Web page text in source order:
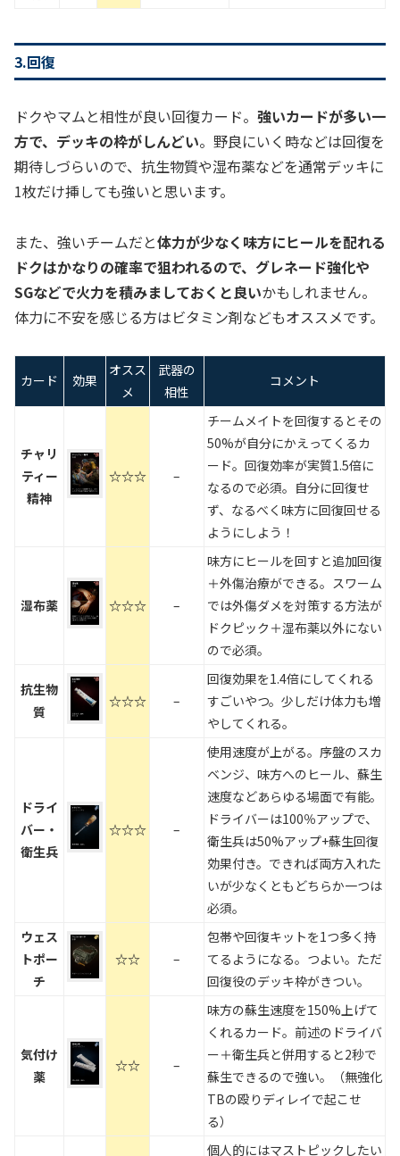
3.回復
ドクやマムと相性が良い回復カード。 強いカードが多い一
方で、デッキの枠がしんどい。野良にいく時などは回復を
期待しづらいので、抗生物質や湿布薬などを通常デッキに
1枚だけ挿しても強いと思います。
また、強いチームだと体力が少なく味方にヒールを配れる
ドクはかなりの確率で狙われるので、グレネード強化や
SGなどで火力を積みましておくと良いかもしれません。
体力に不安を感じる方はビタミン剤などもオススメです。
カード 効果
オスス
メ
武器の
相性
コメント
チャリ
ティー
精神
☆☆☆ –
チームメイトを回復するとその
50%が自分にかえってくるカ
ード。回復効率が実質1.5倍に
なるので必須。自分に回復せ
ず、なるべく味方に回復回せる
ようにしよう！
湿布薬 ☆☆☆ –
味方にヒールを回すと追加回復
＋外傷治療ができる。スワーム
では外傷ダメを対策する方法が
ドクピック＋湿布薬以外にない
ので必須。
抗生物
質
☆☆☆ –
回復効果を1.4倍にしてくれる
すごいやつ。少しだけ体力も増
やしてくれる。
ドライ
バー・
衛生兵
☆☆☆ –
使用速度が上がる。序盤のスカ
ベンジ、味方へのヒール、蘇生
速度などあらゆる場面で有能。
ドライバーは100％アップで、
衛生兵は50%アップ+蘇生回復
効果付き。できれば両方入れた
いが少なくともどちらか一つは
必須。
ウェス
トポー
チ
☆☆ –
包帯や回復キットを1つ多く持
てるようになる。つよい。ただ
回復役のデッキ枠がきつい。
気付け
薬
☆☆ –
味方の蘇生速度を150%上げて
くれるカード。前述のドライバ
ー＋衛生兵と併用すると2秒で
蘇生できるので強い。（無強化
TBの殴りディレイで起こせ
る）
個人的にはマストピックしたい